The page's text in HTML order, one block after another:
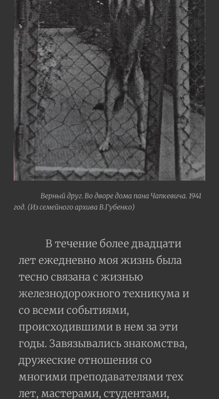
Верный друг. Во дворе дома пана Чапкевича. 1941
год. (Из семейного архива В.Губенко)
В течение более двадцати
лет ежедневно моя жизнь была
тесно связана с жизнью
железнодорожного техникума и
со всеми событиями,
происходившими в нем за эти
годы. Завязывались знакомства,
дружеские отношения со
многими преподавателями тех
лет, мастерами, студентами,